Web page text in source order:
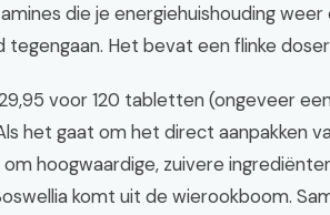
die je energiehuishouding
tegengaan. Het bevat een flinke
voor 120 tabletten (ongeveer
het gaat om het direct aanpakken
hoogwaardige, zuivere
komt uit de wierookboom.